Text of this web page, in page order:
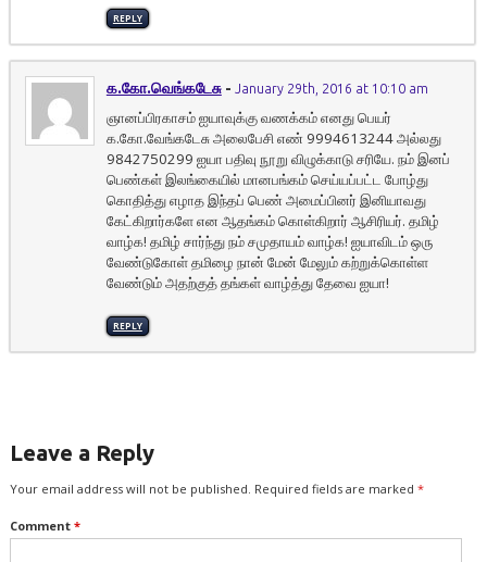
REPLY
க.கோ.வெங்கடேசு - January 29th, 2016 at 10:10 am
ஞானப்பிரகாசம் ஐயாவுக்கு வணக்கம் எனது பெயர்
க.கோ.வேங்கடேசு அலைபேசி எண் 9994613244 அல்லது
9842750299 ஐயா பதிவு நூறு விழுக்காடு சரியே. நம் இனப்
பெண்கள் இலங்கையில் மானபங்கம் செய்யப்பட்ட போழ்து
கொதித்து எழாத இந்தப் பெண் அமைப்பினர் இனியாவது
கேட்கிறார்களே என ஆதங்கம் கொள்கிறார் ஆசிரியர். தமிழ்
வாழ்க! தமிழ் சார்ந்து நம் சமுதாயம் வாழ்க! ஐயாவிடம் ஒரு
வேண்டுகோள் தமிழை நான் மேன் மேலும் கற்றுக்கொள்ள
வேண்டும் அதற்குத் தங்கள் வாழ்த்து தேவை ஐயா!
REPLY
Leave a Reply
Your email address will not be published. Required fields are marked *
Comment *